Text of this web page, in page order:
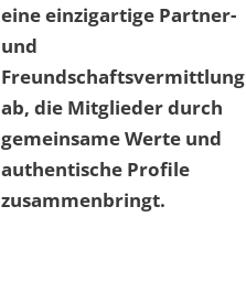
eine einzigartige Partner-
und
Freundschaftsvermittlung
ab, die Mitglieder durch
gemeinsame Werte und
authentische Profile
zusammenbringt.